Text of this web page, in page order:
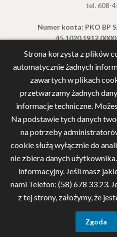
tel. 608-
Numer konta: PKO BP
45 1020 1912
PARAFII PW. ŚW.
2025
Strona korzysta z plików
automatycznie żadnych
zawartych w plikach
przetwarzamy żadnych
informacje techniczne.
Na podstawie tych danych
na potrzeby
cookie służą wyłącznie do
nie zbiera danych
informacyjny. Jeśli masz
nami Telefon: (58) 678 33 23.
z tej strony, założymy, że
Zgoda